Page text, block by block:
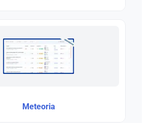
Meteoria